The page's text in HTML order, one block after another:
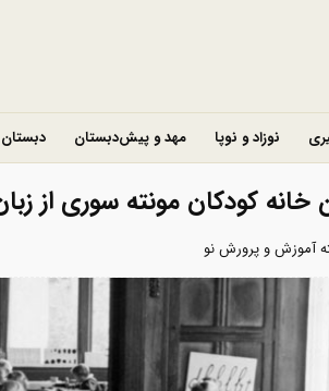
نوزاد و نوپا مهد و پیش‌دبستان دبستان
کودکان مونته سوری از
آموزش و پرورش نو